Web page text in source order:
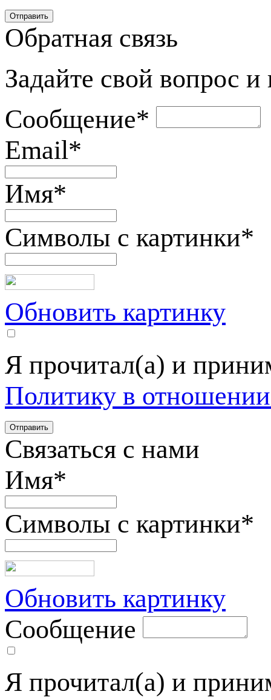
Обратная связь
Задайте свой вопрос
Сообщение*
Email*
Имя*
Символы с картинки*
Обновить картинку
Я прочитал(а) и
Политику в
Связаться с нами
Имя*
Символы с картинки*
Обновить картинку
Сообщение
Я прочитал(а) и